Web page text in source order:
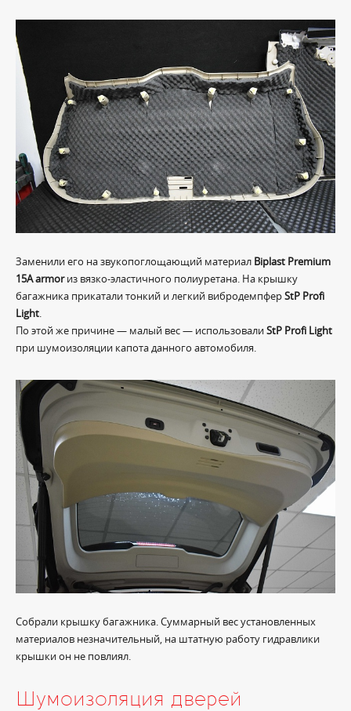
Заменили его на звукопоглощающий материал Biplast Premium
15A armorиз вязко-эластичного полиуретана. На крышку
багажника прикатали тонкий и легкий вибродемпферStP Profi
Light.
По этой же причине — малый вес — использовалиStP Profi Light
при шумоизоляции капота данного автомобиля.
Собрали крышку багажника. Суммарный вес установленных
материалов незначительный, на штатную работу гидравлики
крышки он не повлиял.
Шумоизоляция дверей